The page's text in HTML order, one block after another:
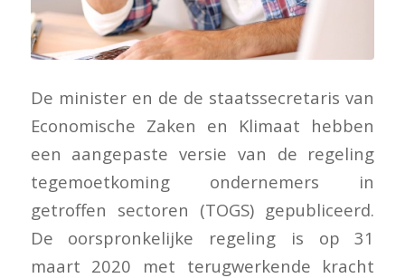
De minister en de de staatssecretaris van
Economische Zaken en Klimaat hebben
een aangepaste versie van de regeling
tegemoetkoming ondernemers in
getroffen sectoren (TOGS) gepubliceerd.
De oorspronkelijke regeling is op 31
maart 2020 met terugwerkende kracht